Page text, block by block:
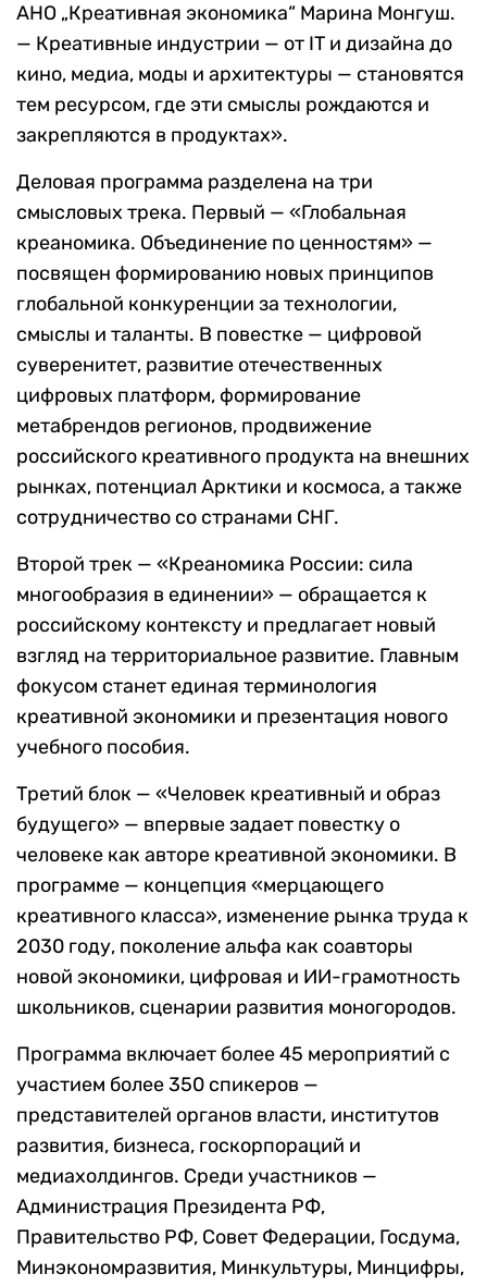
АНО „Креативная экономика“ Марина Монгуш.
— Креативные индустрии — от IT и дизайна до
кино, медиа, моды и архитектуры — становятся
тем ресурсом, где эти смыслы рождаются и
закрепляются в продуктах».
Деловая программа разделена на три
смысловых трека. Первый — «Глобальная
креаномика. Объединение по ценностям» —
посвящен формированию новых принципов
глобальной конкуренции за технологии,
смыслы и таланты. В повестке — цифровой
суверенитет, развитие отечественных
цифровых платформ, формирование
метабрендов регионов, продвижение
российского креативного продукта на внешних
рынках, потенциал Арктики и космоса, а также
сотрудничество со странами СНГ.
Второй трек — «Креаномика России: сила
многообразия в единении» — обращается к
российскому контексту и предлагает новый
взгляд на территориальное развитие. Главным
фокусом станет единая терминология
креативной экономики и презентация нового
учебного пособия.
Третий блок — «Человек креативный и образ
будущего» — впервые задает повестку о
человеке как авторе креативной экономики. В
программе — концепция «мерцающего
креативного класса», изменение рынка труда к
2030 году, поколение альфа как соавторы
новой экономики, цифровая и ИИ-грамотность
школьников, сценарии развития моногородов.
Программа включает более 45 мероприятий с
участием более 350 спикеров —
представителей органов власти, институтов
развития, бизнеса, госкорпораций и
медиахолдингов. Среди участников —
Администрация Президента РФ,
Правительство РФ, Совет Федерации, Госдума,
Минэкономразвития, Минкультуры, Минцифры,